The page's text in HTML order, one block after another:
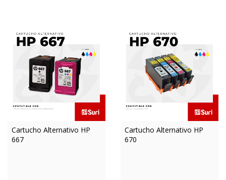
Cartucho Alternativo HP
667
Cartucho Alternativo HP
670